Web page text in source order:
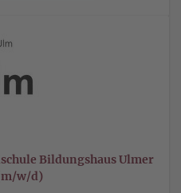
Bildungshaus Ulmer
w/d)